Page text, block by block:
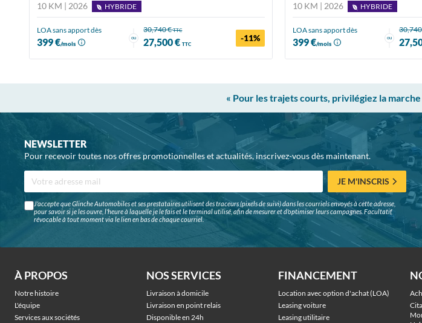
10 KM | 2026
HYBRIDE
LOA sans apport dès
399 €/mois
ou
30,740 €TTC
27,500 €TTC
-11%
10 KM | 2026
HYBRIDE
LOA sans apport dès
399 €/mois
ou
« Pour les trajets courts, privilégiez la
NEWSLETTER
Pour recevoir toutes nos offres promotionnelles et actualités, inscrivez-vous dès maintenant.
JE M'INSCRIS
J'accepte que Glinche Automobiles et ses prestataires utilisent des traceurs (pixels de suivi) dans les courriels envoyés à cette adresse,
pour savoir si je les ouvre, l'heure à laquelle je le fais et le terminal utilisé, afin de mesurer et d'optimiser leurs campagnes. Facultatif,
révocable à tout moment via le lien en bas de chaque courriel.
À PROPOS
Notre histoire
L'équipe
Services aux sociétés
NOS SERVICES
Livraison à domicile
Livraison en point relais
Disponible en 24h
FINANCEMENT
Location avec option d'achat (LOA)
Leasing voiture
Leasing utilitaire